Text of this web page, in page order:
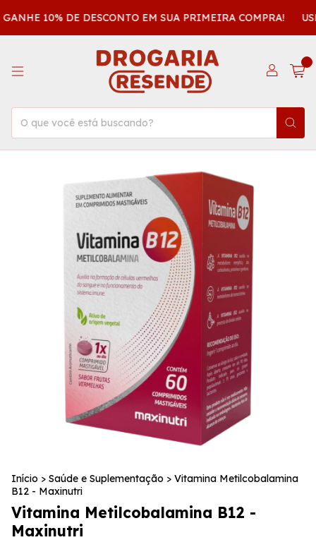
10% DE DESCONTO EM SUA PRIMEIRA COMPRA!
Início > Saúde e Suplementação > Vitamina Metilcobalamina
B12 - Maxinutri
Vitamina Metilcobalamina B12 -
Maxinutri